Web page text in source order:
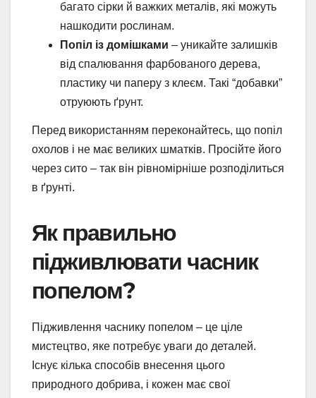
багато сірки й важких металів, які можуть
нашкодити рослинам.
Попіл із домішками – уникайте залишків
від спалювання фарбованого дерева,
пластику чи паперу з клеєм. Такі “добавки”
отруюють ґрунт.
Перед використанням переконайтесь, що попіл
охолов і не має великих шматків. Просійте його
через сито – так він рівномірніше розподілиться
в ґрунті.
Як правильно
підживлювати часник
попелом?
Підживлення часнику попелом – це ціле
мистецтво, яке потребує уваги до деталей.
Існує кілька способів внесення цього
природного добрива, і кожен має свої